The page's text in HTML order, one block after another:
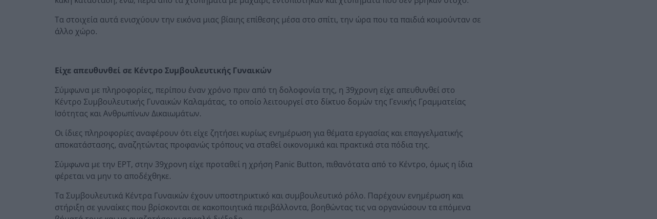
Τα στοιχεία αυτά ενισχύουν την εικόνα μιας βίαιης επίθεσης μέσα στο σπίτι, την ώρα που τα παιδιά κοιμούνταν σε
άλλο χώρο.
Είχε απευθυνθεί σε Κέντρο Συμβουλευτικής Γυναικών
Σύμφωνα με πληροφορίες, περίπου έναν χρόνο πριν από τη δολοφονία της, η 39χρονη είχε απευθυνθεί στο
Κέντρο Συμβουλευτικής Γυναικών Καλαμάτας, το οποίο λειτουργεί στο δίκτυο δομών της Γενικής Γραμματείας
Ισότητας και Ανθρωπίνων Δικαιωμάτων.
Οι ίδιες πληροφορίες αναφέρουν ότι είχε ζητήσει κυρίως ενημέρωση για θέματα εργασίας και επαγγελματικής
αποκατάστασης, αναζητώντας προφανώς τρόπους να σταθεί οικονομικά και πρακτικά στα πόδια της.
Σύμφωνα με την ΕΡΤ, στην 39χρονη είχε προταθεί η χρήση Panic Button, πιθανότατα από το Κέντρο, όμως η ίδια
φέρεται να μην το αποδέχθηκε.
Τα Συμβουλευτικά Κέντρα Γυναικών έχουν υποστηρικτικό και συμβουλευτικό ρόλο. Παρέχουν ενημέρωση και
στήριξη σε γυναίκες που βρίσκονται σε κακοποιητικά περιβάλλοντα, βοηθώντας τις να οργανώσουν τα επόμενα